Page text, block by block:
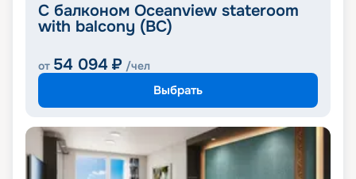
С балконом Oceanview stateroom
with balcony (BC)
от 54 094 ₽ /чел
Выбрать